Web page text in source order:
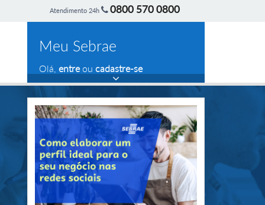
Atendimento 24h 0800 570 0800
Meu Sebrae
Olá, entreou cadastre-se